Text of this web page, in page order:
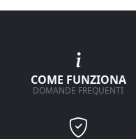
COME FUNZIONA
DOMANDE FREQUENTI